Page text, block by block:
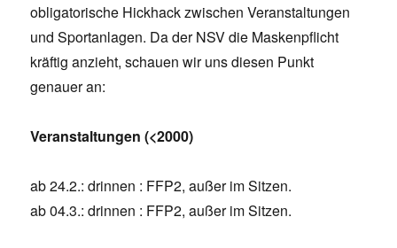
obligatorische Hickhack zwischen Veranstaltungen
und Sportanlagen. Da der NSV die Maskenpflicht
kräftig anzieht, schauen wir uns diesen Punkt
genauer an:
Veranstaltungen (<2000)
ab 24.2.: drinnen : FFP2, außer im Sitzen.
ab 04.3.: drinnen : FFP2, außer im Sitzen.